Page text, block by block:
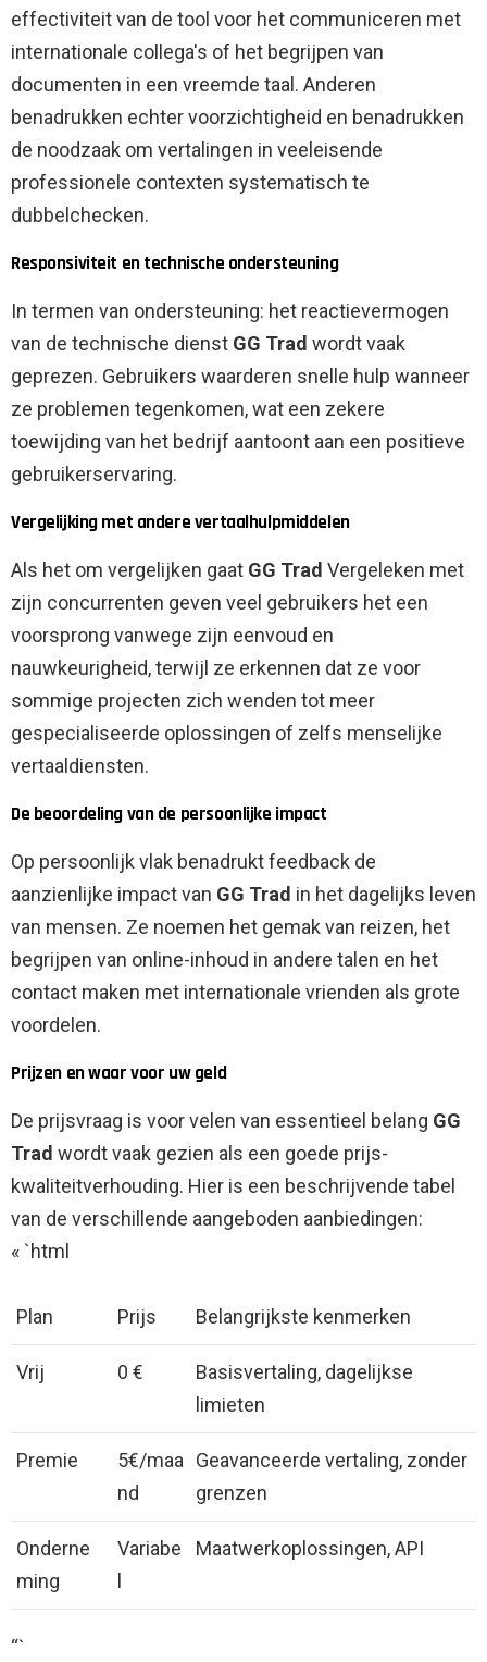
effectiviteit van de tool voor het communiceren met
internationale collega's of het begrijpen van
documenten in een vreemde taal. Anderen
benadrukken echter voorzichtigheid en benadrukken
de noodzaak om vertalingen in veeleisende
professionele contexten systematisch te
dubbelchecken.
Responsiviteit en technische ondersteuning
In termen van ondersteuning: het reactievermogen
van de technische dienst GG Trad wordt vaak
geprezen. Gebruikers waarderen snelle hulp wanneer
ze problemen tegenkomen, wat een zekere
toewijding van het bedrijf aantoont aan een positieve
gebruikerservaring.
Vergelijking met andere vertaalhulpmiddelen
Als het om vergelijken gaat GG Trad Vergeleken met
zijn concurrenten geven veel gebruikers het een
voorsprong vanwege zijn eenvoud en
nauwkeurigheid, terwijl ze erkennen dat ze voor
sommige projecten zich wenden tot meer
gespecialiseerde oplossingen of zelfs menselijke
vertaaldiensten.
De beoordeling van de persoonlijke impact
Op persoonlijk vlak benadrukt feedback de
aanzienlijke impact van GG Trad in het dagelijks leven
van mensen. Ze noemen het gemak van reizen, het
begrijpen van online-inhoud in andere talen en het
contact maken met internationale vrienden als grote
voordelen.
Prijzen en waar voor uw geld
De prijsvraag is voor velen van essentieel belang GG
Trad wordt vaak gezien als een goede prijs-
kwaliteitverhouding. Hier is een beschrijvende tabel
van de verschillende aangeboden aanbiedingen:
« `html
Plan Prijs Belangrijkste kenmerken
Vrij 0 €
Basisvertaling, dagelijkse
limieten
Premie
5€/maa
nd
Geavanceerde vertaling, zonder
grenzen
Onderne
ming
Variabe
Maatwerkoplossingen, API
“`